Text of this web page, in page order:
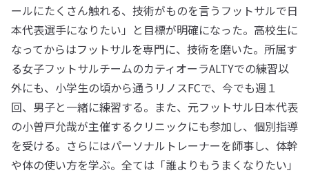
ールにたくさん触れる、技術がものを言うフットサルで日
本代表選手になりたい」と目標が明確になった。高校生に
なってからはフットサルを専門に、技術を磨いた。所属す
る女子フットサルチームのカティオーラALTYでの練習以
外にも、小学生の頃から通うリノスFCで、今でも週１
回、男子と一緒に練習する。また、元フットサル日本代表
の小曽戸允哉が主催するクリニックにも参加し、個別指導
を受ける。さらにはパーソナルトレーナーを師事し、体幹
や体の使い方を学ぶ。全ては「誰よりもうまくなりたい」